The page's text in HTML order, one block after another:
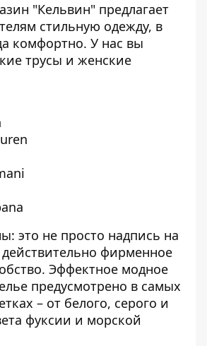
"Кельвин" предлагает
стильную одежду, в
комфортно. У нас вы
трусы и женские
это не просто надпись на
действительно фирменное
Эффектное модное
предусмотрено в самых
– от белого, серого и
фуксии и морской